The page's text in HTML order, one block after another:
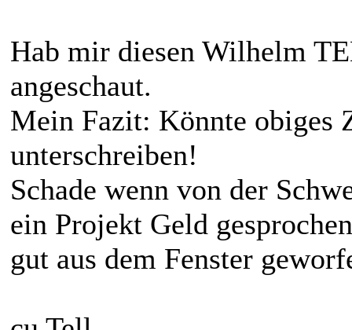
Hab mir diesen Wilhelm
angeschaut.
Mein Fazit: Könnte
unterschreiben!
Schade wenn von der
ein Projekt Geld
gut aus dem Fenster